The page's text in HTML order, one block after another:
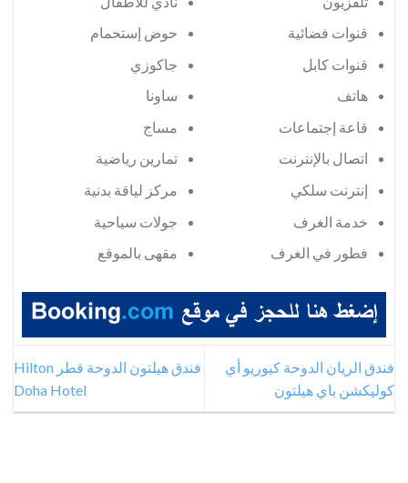
قنوات فضائية
قنوات كابل
هاتف
قاعة إجتماعات
اتصال بالإنترنت
إنترنت سلكي
خدمة الغرف
فطور في الغرف
حوض إستحمام
جاكوزي
ساونا
مساج
تمارين رياضية
مركز لياقة بدنية
جولات سياحية
مقهى بالموقع
فندق الريان الدوحة كيوريو أي
كوليكشن باي هيلتون
فندق هيلتون الدوحة قطر Hilton
Doha Hotel